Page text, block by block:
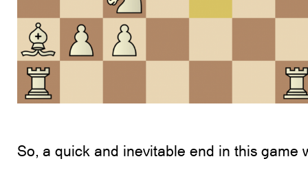
So, a quick and inevitable end in this game